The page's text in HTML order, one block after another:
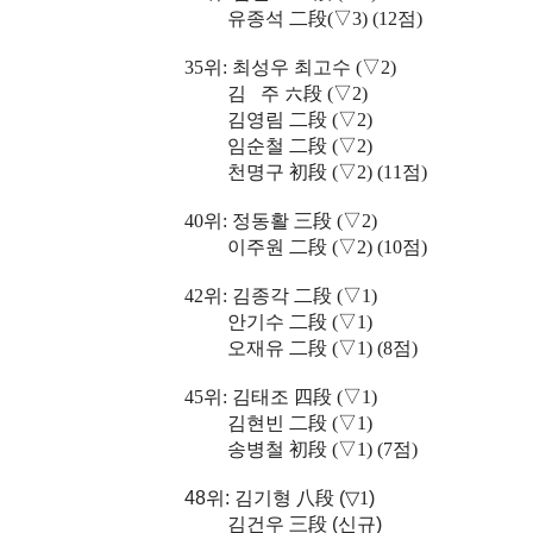
유종석 二段(▽3) (12점)
35위: 최성우 최고수 (▽2)
김 주 六段 (▽2)
김영림 二段 (▽2)
임순철 二段 (▽2)
천명구 初段 (▽2) (11점)
40위: 정동활 三段 (▽2)
이주원 二段 (▽2) (10점)
42위: 김종각 二段 (▽1)
안기수 二段 (▽1)
오재유 二段 (▽1) (8점)
45위: 김태조 四段 (▽1)
김현빈 二段 (▽1)
송병철 初段 (▽1) (7점)
48위: 김기형 八段 (▽1)
김건우 三段 (신규)